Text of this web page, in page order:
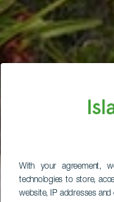
With your agreement,
technologies to store,
website, IP addresses